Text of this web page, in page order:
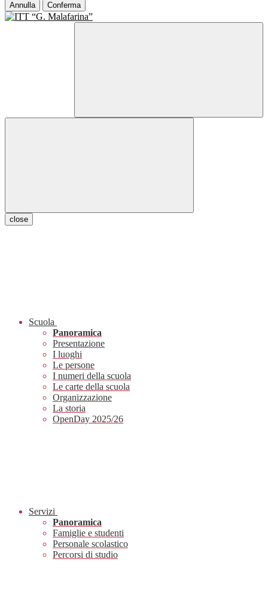
Annulla Conferma
close
Scuola
Panoramica
Presentazione
I luoghi
Le persone
I numeri della scuola
Le carte della scuola
Organizzazione
La storia
OpenDay 2025/26
Servizi
Panoramica
Famiglie e studenti
Personale scolastico
Percorsi di studio